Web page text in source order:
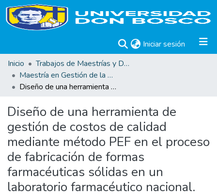
Iniciar sesión (current)
Inicio
Trabajos de Maestrías y Doctorados
Maestría en Gestión de la Calidad
Diseño de una herramienta de gestión de costos de calidad mediante método PEF en el proceso de fabricación de formas farmacéuticas sólidas en un laboratorio farmacéutico nacional.
Diseño de una herramienta de
gestión de costos de calidad
mediante método PEF en el proceso
de fabricación de formas
farmacéuticas sólidas en un
laboratorio farmacéutico nacional.